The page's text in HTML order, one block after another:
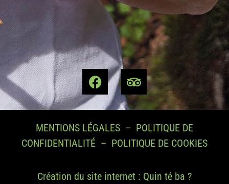
MENTIONS LÉGALES – POLITIQUE DE
CONFIDENTIALITÉ – POLITIQUE DE COOKIES
Création du site internet : Quin té ba ?